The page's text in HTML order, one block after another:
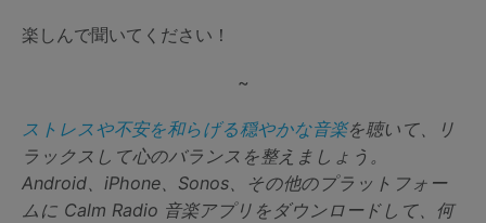
楽しんで聞いてください！
~
ストレスや不安を和らげる穏やかな音楽を聴いて、リ
ラックスして心のバランスを整えましょう。
Android、iPhone、Sonos、その他のプラットフォー
ムに Calm Radio 音楽アプリをダウンロードして、何